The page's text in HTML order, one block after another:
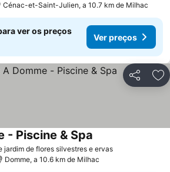
Cénac-et-Saint-Julien, a 10.7 km de Milhac
ver os preços
Ver preços
Partilhar
jardim de flores silvestres e ervas
- Piscine & Spa
Domme, a 10.6 km de Milhac